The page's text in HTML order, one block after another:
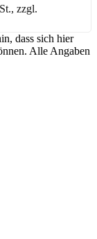
zzgl.
dass sich hier
Alle Angaben